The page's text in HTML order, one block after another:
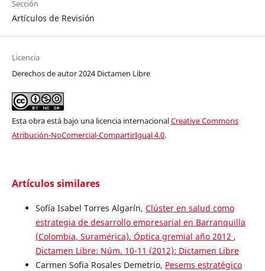
Sección
Artículos de Revisión
Licencia
Derechos de autor 2024 Dictamen Libre
Esta obra está bajo una licencia internacionalCreative Commons
Atribución-NoComercial-CompartirIgual 4.0.
Artículos similares
Sofía Isabel Torres Algarín, Clúster en salud como
estrategia de desarrollo empresarial en Barranquilla
(Colombia, Suramérica). Óptica gremial año 2012 ,
Dictamen Libre: Núm. 10-11 (2012): Dictamen Libre
Carmen Sofia Rosales Demetrio, Pesems estratégico